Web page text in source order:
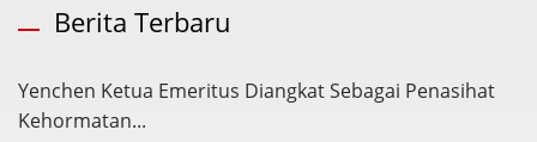
Berita Terbaru
Yenchen Ketua Emeritus Diangkat Sebagai Penasihat
Kehormatan...